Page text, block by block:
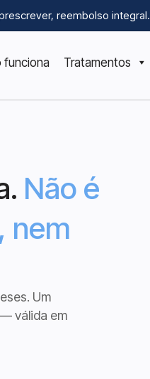
reembolso integral.
funciona Tratamentos
Não é
nem
Um
válida em